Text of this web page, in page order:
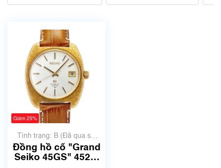
Giảm 29%
Tình trạng: B (Đã qua sử
dụng, hàng đẹp, có chút
xước dăm)
Đồng hồ cổ "Grand
Seiko 45GS" 4522-